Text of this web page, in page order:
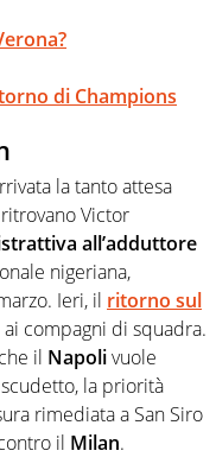
di Champions
la tanto attesa
ritrovano Victor
all’adduttore
nigeriana,
Ieri, il ritorno sul
ai compagni di squadra.
il Napolivuole
la priorità
rimediata a San Siro
il Milan.